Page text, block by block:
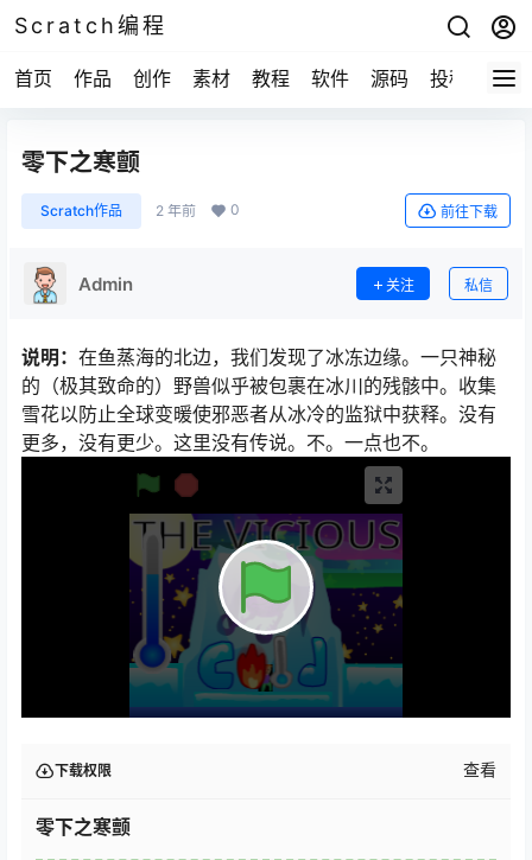
Scratch编程
首页 作品 创作 素材 教程 软件 源码 投稿 关于
零下之寒颤
Scratch作品 2 年前 0 前往下载
Admin 关注 私信
说明： 在鱼蒸海的北边，我们发现了冰冻边缘。一只神秘
的（极其致命的）野兽似乎被包裹在冰川的残骸中。收集
雪花以防止全球变暖使邪恶者从冰冷的监狱中获释。没有
更多，没有更少。这里没有传说。不。一点也不。
下载权限 查看
零下之寒颤